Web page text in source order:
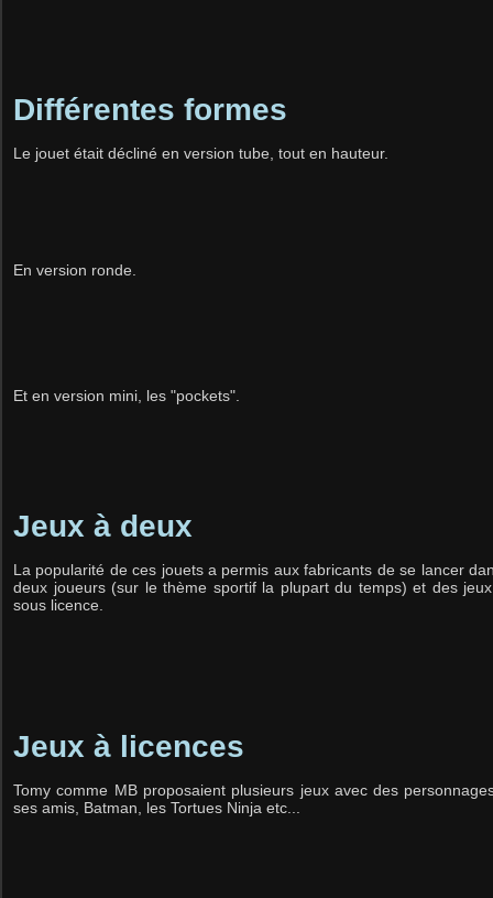
Différentes formes
Le jouet était décliné en version tube, tout en hauteur.
En version ronde.
Et en version mini, les "pockets".
Jeux à deux
La popularité de ces jouets a permis aux fabricants de se lancer
deux joueurs (sur le thème sportif la plupart du temps) et des
sous licence.
Jeux à licences
Tomy comme MB proposaient plusieurs jeux avec des
ses amis, Batman, les Tortues Ninja etc...